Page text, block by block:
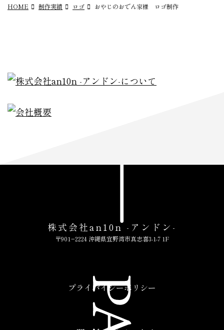
HOME 制作実績 ロゴ おやじのおでん家様 ロゴ制作
株式会社an10n -アンドン-
〒901−2224 沖縄県宜野湾市真志喜3-1-7 1F
プライバイシーポリシー